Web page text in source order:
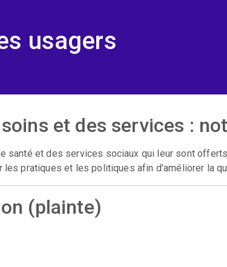
usagers
et des services :
et des services sociaux qui leur sont
les pratiques et les politiques afin d'améliorer la
(plainte)